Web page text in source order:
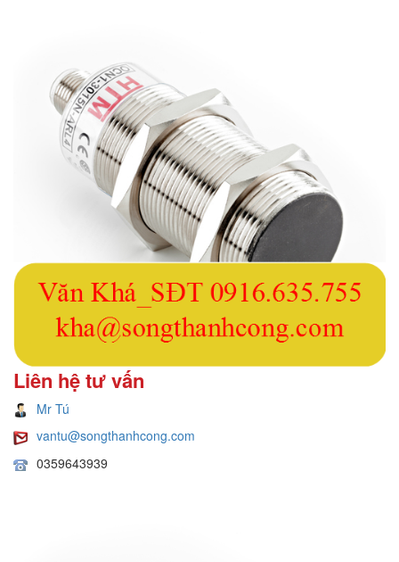
Liên hệ tư vấn
Mr Tú
vantu@songthanhcong.com
0359643939